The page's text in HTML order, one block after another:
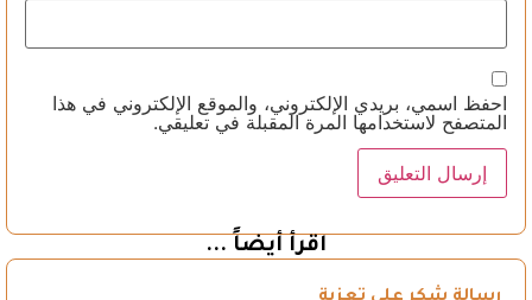
احفظ اسمي، بريدي الإلكتروني، والموقع الإلكتروني في هذا
المتصفح لاستخدامها المرة المقبلة في تعليقي.
اقرأ أيضاً ...